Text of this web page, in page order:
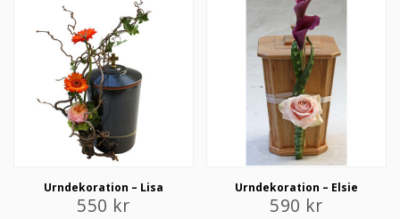
Urndekoration – Lisa
550 kr
Urndekoration – Elsie
590 kr